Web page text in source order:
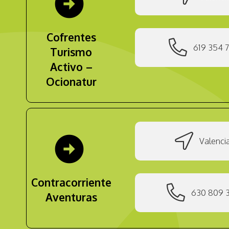
Cofrentes
Turismo
Activo –
Ocionatur
619 354
arrow_circle_right
Contracorriente
Aventuras
630 809